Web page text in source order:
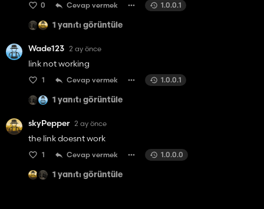
0 Cevap vermek 1.0.0.1
1 yanıtı görüntüle
Wade123 2 ay önce
link not working
1 Cevap vermek 1.0.0.1
1 yanıtı görüntüle
skyPepper 2 ay önce
the link doesnt work
1 Cevap vermek 1.0.0.0
1 yanıtı görüntüle